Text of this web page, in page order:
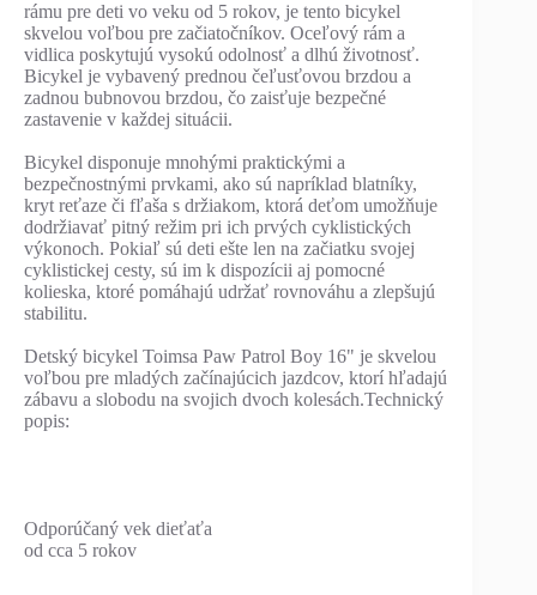
rámu pre deti vo veku od 5 rokov, je tento bicykel
skvelou voľbou pre začiatočníkov. Oceľový rám a
vidlica poskytujú vysokú odolnosť a dlhú životnosť.
Bicykel je vybavený prednou čeľusťovou brzdou a
zadnou bubnovou brzdou, čo zaisťuje bezpečné
zastavenie v každej situácii.
Bicykel disponuje mnohými praktickými a
bezpečnostnými prvkami, ako sú napríklad blatníky,
kryt reťaze či fľaša s držiakom, ktorá deťom umožňuje
dodržiavať pitný režim pri ich prvých cyklistických
výkonoch. Pokiaľ sú deti ešte len na začiatku svojej
cyklistickej cesty, sú im k dispozícii aj pomocné
kolieska, ktoré pomáhajú udržať rovnováhu a zlepšujú
stabilitu.
Detský bicykel Toimsa Paw Patrol Boy 16" je skvelou
voľbou pre mladých začínajúcich jazdcov, ktorí hľadajú
zábavu a slobodu na svojich dvoch kolesách.Technický
popis:
Odporúčaný vek dieťaťa
od cca 5 rokov